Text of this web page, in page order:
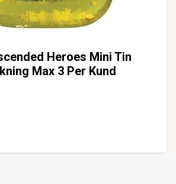
Heroes Mini Tin
Max 3 Per Kund